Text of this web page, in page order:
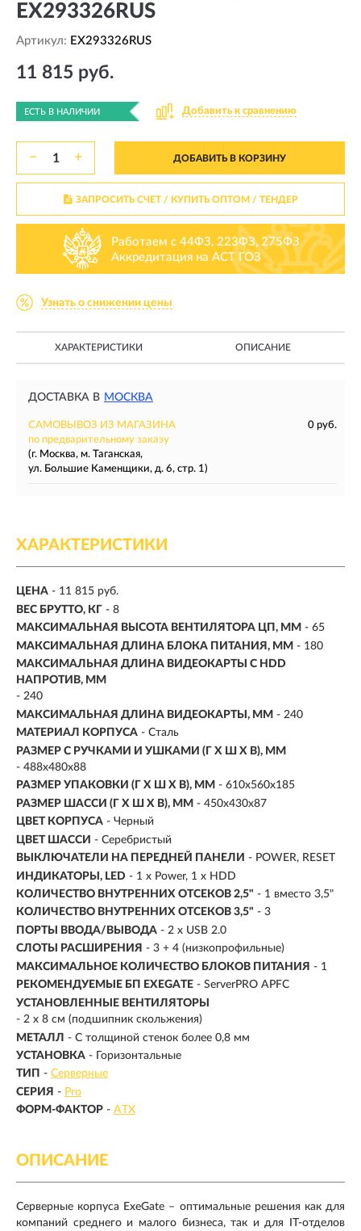
EX293326RUS
Артикул: EX293326RUS
11 815 руб.
ЕСТЬ В НАЛИЧИИ Добавить к сравнению
− + ДОБАВИТЬ В КОРЗИНУ
ЗАПРОСИТЬ СЧЕТ / КУПИТЬ ОПТОМ/ ТЕНДЕР
Работаем с 44ФЗ, 223ФЗ, 275ФЗ
Аккредитация на АСТ ГОЗ
Узнать о снижении цены
ХАРАКТЕРИСТИКИ ОПИСАНИЕ
ДОСТАВКА В МОСКВА
САМОВЫВОЗ ИЗ МАГАЗИНА
0 руб.
по предварительному заказу
(г. Москва, м. Таганская,
ул. Большие Каменщики, д. 6, стр. 1)
ХАРАКТЕРИСТИКИ
ЦЕНА - 11 815 руб.
ВЕС БРУТТО, КГ - 8
МАКСИМАЛЬНАЯ ВЫСОТА ВЕНТИЛЯТОРА ЦП, ММ - 65
МАКСИМАЛЬНАЯ ДЛИНА БЛОКА ПИТАНИЯ, ММ - 180
МАКСИМАЛЬНАЯ ДЛИНА ВИДЕОКАРТЫ С HDD
НАПРОТИВ, ММ
- 240
МАКСИМАЛЬНАЯ ДЛИНА ВИДЕОКАРТЫ, ММ - 240
МАТЕРИАЛ КОРПУСА - Сталь
РАЗМЕР С РУЧКАМИ И УШКАМИ (Г X Ш X В), ММ
- 488x480x88
РАЗМЕР УПАКОВКИ (Г X Ш X B), ММ - 610x560x185
РАЗМЕР ШАССИ (Г X Ш X В), ММ - 450x430x87
ЦВЕТ КОРПУСА - Черный
ЦВЕТ ШАССИ - Серебристый
ВЫКЛЮЧАТЕЛИ НА ПЕРЕДНЕЙ ПАНЕЛИ - POWER, RESET
ИНДИКАТОРЫ, LED - 1 x Power, 1 x HDD
КОЛИЧЕСТВО ВНУТРЕННИХ ОТСЕКОВ 2,5" - 1 вместо 3,5"
КОЛИЧЕСТВО ВНУТРЕННИХ ОТСЕКОВ 3,5" - 3
ПОРТЫ ВВОДА/ВЫВОДА - 2 x USB 2.0
СЛОТЫ РАСШИРЕНИЯ - 3 + 4 (низкопрофильные)
МАКСИМАЛЬНОЕ КОЛИЧЕСТВО БЛОКОВ ПИТАНИЯ - 1
РЕКОМЕНДУЕМЫЕ БП EXEGATE - ServerPRO APFC
УСТАНОВЛЕННЫЕ ВЕНТИЛЯТОРЫ
- 2 x 8 см (подшипник скольжения)
МЕТАЛЛ - С толщиной стенок более 0,8 мм
УСТАНОВКА - Горизонтальные
ТИП - Серверные
СЕРИЯ - Pro
ФОРМ-ФАКТОР - ATX
ОПИСАНИЕ
Cерверные корпуса ExeGate – оптимальные решения как для
компаний среднего и малого бизнеса, так и для IT-отделов